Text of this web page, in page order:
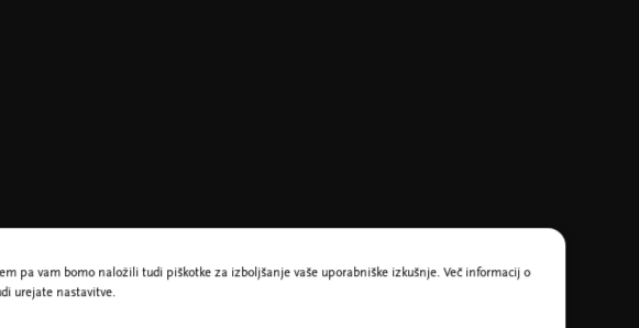
pa vam bomo naložili tudi piškotke za izboljšanje vaše uporabniške izkušnje. Več informacij o
urejate nastavitve.